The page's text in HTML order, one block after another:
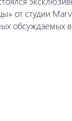
от студии
обсуждаемых